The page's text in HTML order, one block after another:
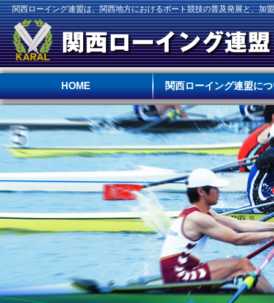
関西ローイング連盟は、関西地方におけるボート競技の普及発展と、加
HOME 関西ローイング連盟に
連盟の沿革
役員
年間予定